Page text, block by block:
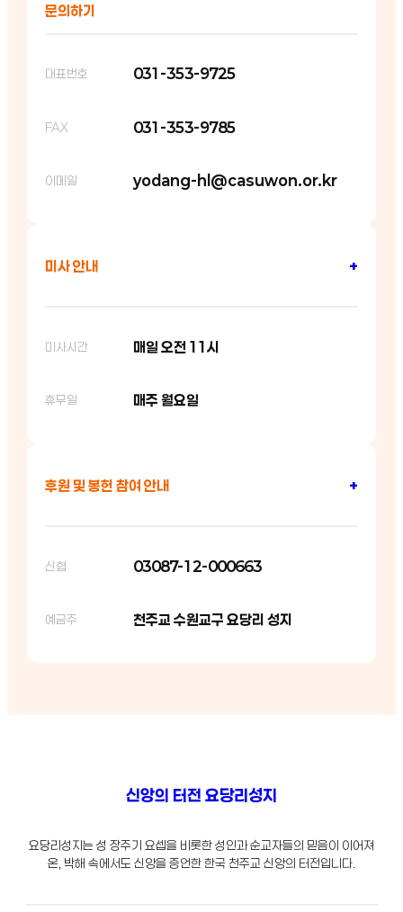
문의하기
대표번호 031-353-9725
FAX 031-353-9785
이메일 yodang-hl@casuwon.or.kr
미사 안내 +
미사시간 매일 오전 11시
휴무일 매주 월요일
후원 및 봉헌 참여 안내 +
신협 03087-12-000663
예금주 천주교 수원교구 요당리 성지
신앙의 터전 요당리성지
요당리성지는 성 장주기 요셉을 비롯한 성인과 순교자들의 믿음이 이어져
온, 박해 속에서도 신앙을 증언한 한국 천주교 신앙의 터전입니다.